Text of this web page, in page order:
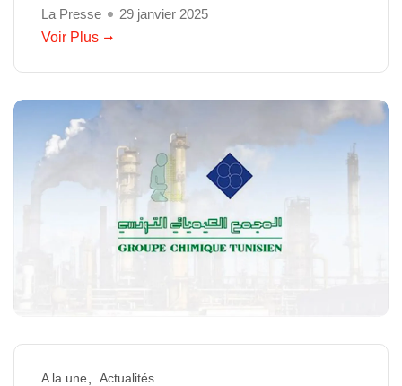
La Presse
29 janvier 2025
Voir Plus
A la une Actualités